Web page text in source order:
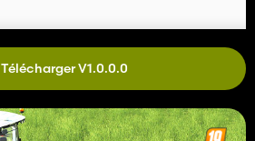
Télécharger V1.0.0.0